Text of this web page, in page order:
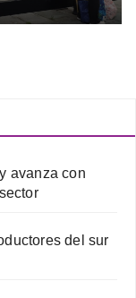
avanza con
del sur